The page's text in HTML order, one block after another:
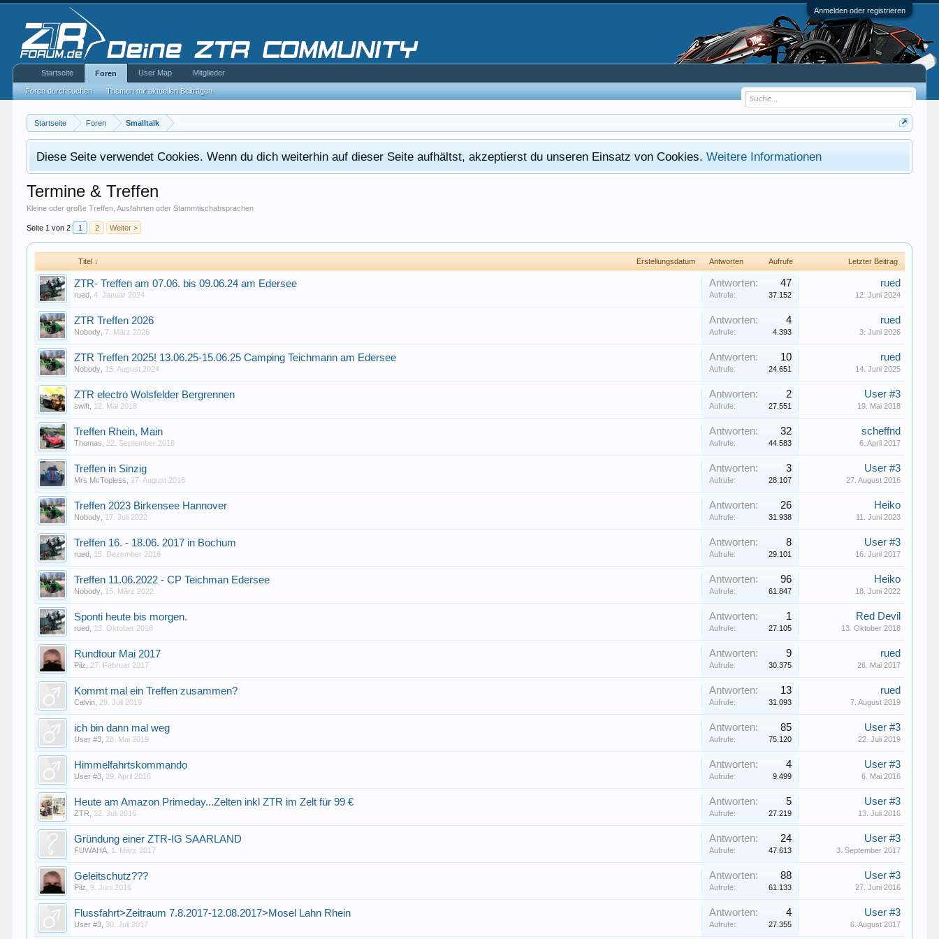
Anmelden oder registrieren
Startseite Foren Smalltalk
Diese Seite verwendet Cookies. Wenn du dich weiterhin auf dieser Seite aufhältst, akzeptierst du unseren Einsatz von Cookies.Weitere Informationen
Termine & Treffen
Kleine oder große Treffen, Ausfahrten oder Stammtischabsprachen
Seite 1 von 2 1 2 Weiter >
Titel ↓ Erstellungsdatum Antworten Aufrufe Letzter Beitrag
ZTR- Treffen am 07.06. bis 09.06.24 am Edersee
rued ,4. Januar 2024
Antworten: 47
Aufrufe: 37.152
rued
12. Juni 2024
ZTR Treffen 2026
Nobody 7. März 2026
Antworten: 4
Aufrufe: 4.393
rued
3. Juni 2026
ZTR Treffen 2025! 13.06.25-15.06.25 Camping Teichmann am Edersee
Nobody 15. August 2024
Antworten: 10
Aufrufe: 24.651
rued
14. Juni 2025
ZTR electro Wolsfelder Bergrennen
swift 12. Mai 2018
Antworten: 2
Aufrufe: 27.551
User #3
19. Mai 2018
Treffen Rhein, Main
Thomas 22. September 2016
Antworten: 32
Aufrufe: 44.583
scheffnd
6. April 2017
Treffen in Sinzig
Mrs McTopless 27. August 2016
Antworten: 3
Aufrufe: 28.107
User #3
27. August 2016
Treffen 2023 Birkensee Hannover
Nobody 17. Juli 2022
Antworten: 26
Aufrufe: 31.938
Heiko
11. Juni 2023
Treffen 16. - 18.06. 2017 in Bochum
rued 15. Dezember 2016
Antworten: 8
Aufrufe: 29.101
User #3
16. Juni 2017
Treffen 11.06.2022 - CP Teichman Edersee
Nobody 15. März 2022
Antworten: 96
Aufrufe: 61.847
Heiko
18. Juni 2022
Sponti heute bis morgen.
rued 13. Oktober 2018
Antworten: 1
Aufrufe: 27.105
Red Devil
13. Oktober 2018
Rundtour Mai 2017
Pilz 27. Februar 2017
Antworten: 9
Aufrufe: 30.375
rued
26. Mai 2017
Kommt mal ein Treffen zusammen?
Calvin 29. Juli 2019
Antworten: 13
Aufrufe: 31.093
rued
7. August 2019
ich bin dann mal weg
User #3 28. Mai 2019
Antworten: 85
Aufrufe: 75.120
User #3
22. Juli 2019
Himmelfahrtskommando
User #3 29. April 2016
Antworten: 4
Aufrufe: 9.499
User #3
6. Mai 2016
Heute am Amazon Primeday...Zelten inkl ZTR im Zelt für 99 €
ZTR 12. Juli 2016
Antworten: 5
Aufrufe: 27.219
User #3
13. Juli 2016
Gründung einer ZTR-IG SAARLAND
FUWAHA 1. März 2017
Antworten: 24
Aufrufe: 47.613
User #3
3. September 2017
Geleitschutz???
Pilz ,9. Juni 2016
Antworten: 88
Aufrufe: 61.133
User #3
27. Juni 2016
Flussfahrt>Zeitraum 7.8.2017-12.08.2017>Mosel Lahn Rhein
User #3 30. Juli 2017
Antworten: 4
Aufrufe: 27.355
User #3
6. August 2017
Startseite Foren
Foren durchsuchen Themen mit aktuellen Beiträgen
User Map Mitglieder